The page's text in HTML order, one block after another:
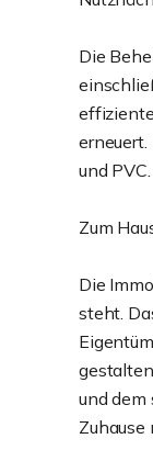
Die
und PVC.
Zum
Die
steht.
und dem